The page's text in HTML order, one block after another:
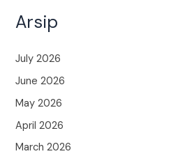
Arsip
July 2026
June 2026
May 2026
April 2026
March 2026